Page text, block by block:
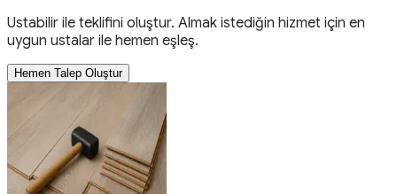
Ustabilir ile teklifini oluştur. Almak istediğin hizmet için en
uygun ustalar ile hemen eşleş.
Hemen Talep Oluştur